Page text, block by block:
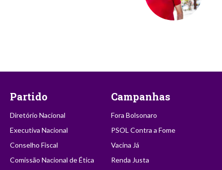
Partido
Diretório Nacional
Executiva Nacional
Conselho Fiscal
Comissão Nacional de Ética
Campanhas
Fora Bolsonaro
PSOL Contra a Fome
Vacina Já
Renda Justa